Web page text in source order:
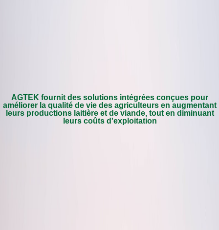
AGTEK fournit des solutions intégrées conçues pour
améliorer la qualité de vie des agriculteurs en augmentant
leurs productions laitière et de viande, tout en diminuant
leurs coûts d'exploitation